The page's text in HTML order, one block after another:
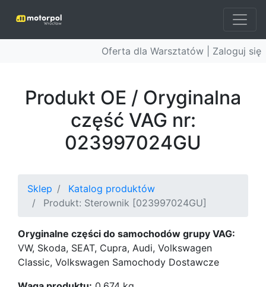
Oferta dla Warsztatów | Zaloguj się
Produkt OE / Oryginalna
część VAG nr:
023997024GU
Sklep
Katalog produktów
Produkt: Sterownik [023997024GU]
Oryginalne części do samochodów grupy VAG:
VW, Skoda, SEAT, Cupra, Audi, Volkswagen
Classic, Volkswagen Samochody Dostawcze